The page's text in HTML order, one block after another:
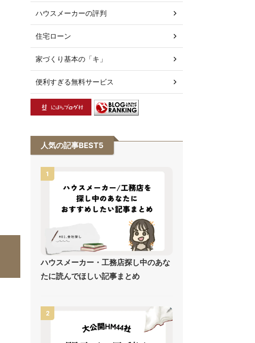
ハウスメーカーの評判
住宅ローン
家づくり基本の「キ」
便利すぎる無料サービス
人気の記事BEST5
1
ハウスメーカー・工務店探し中のあな
たに読んでほしい記事まとめ
2